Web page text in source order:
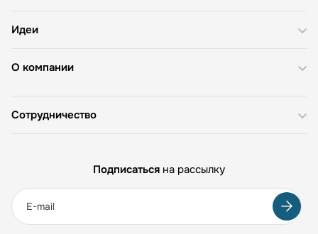
О компании
Идеи
Сотрудничество
Подписаться на рассылку